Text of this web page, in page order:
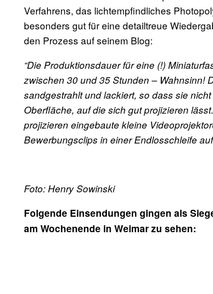
Verfahrens, das lichtempfindliches
besonders gut für eine detailtreue
den Prozess auf seinem Blog:
“Die Produktionsdauer für eine (!)
zwischen 30 und 35 Stunden – Wahnsinn!
sandgestrahlt und lackiert, so dass sie
Oberfläche, auf die sich gut projizieren
projizieren eingebaute kleine
Bewerbungsclips in einer Endlosschleife
Foto: Henry Sowinski
Folgende Einsendungen gingen als
am Wochenende in Weimar zu sehen: